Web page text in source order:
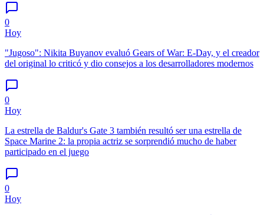
0
Hoy
"Jugoso": Nikita Buyanov evaluó Gears of War: E-Day, y el creador
del original lo criticó y dio consejos a los desarrolladores modernos
0
Hoy
La estrella de Baldur's Gate 3 también resultó ser una estrella de
Space Marine 2: la propia actriz se sorprendió mucho de haber
participado en el juego
0
Hoy